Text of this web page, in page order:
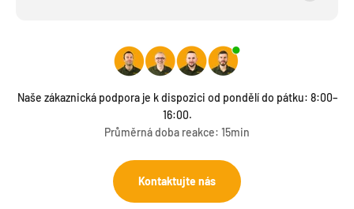
Naše zákaznická podpora je k dispozici od pondělí do pátku: 8:00–
16:00.
Průměrná doba reakce: 15min
Kontaktujte nás